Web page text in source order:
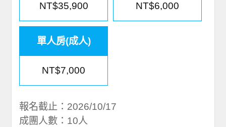
NT$35,900 NT$6,000
單人房(成人)
NT$7,000
報名截止：2026/10/17
成團人數：10人